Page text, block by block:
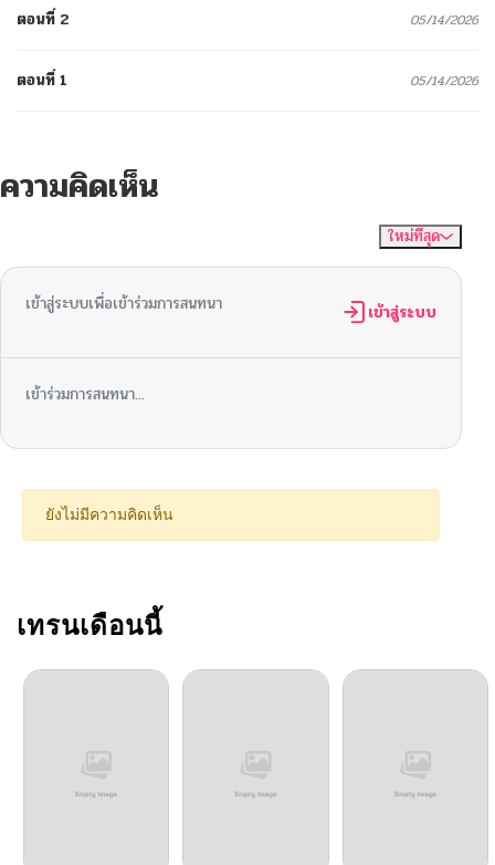
ตอนที่ 2 05/14/2026
ตอนที่ 1 05/14/2026
ความคิดเห็น
ใหม่ที่สุด
เข้าสู่ระบบเพื่อเข้าร่วมการสนทนา เข้าสู่ระบบ
เข้าร่วมการสนทนา...
ยังไม่มีความคิดเห็น
เทรนเดือนนี้